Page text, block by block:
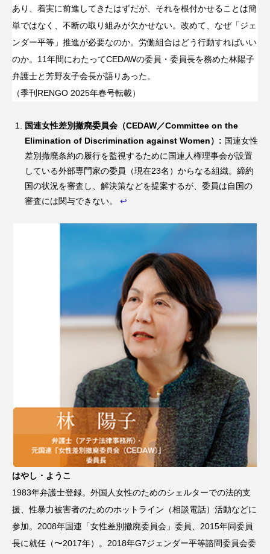
あり、着実に前進してきたはずだが、それを根付かせることは簡
単ではなく、不断の取り組みが欠かせない。改めて、なぜ「ジェ
ンダー平等」推進が必要なのか。労働組合はどう行動すればいい
のか。11年間にわたってCEDAWの委員・委員長を務めた林陽子
弁護士と芳野友子会長が語りあった。
（季刊RENGO 2025年春号転載）
国連女性差別撤廃委員会（CEDAW／Committee on the
Elimination of Discrimination against Women）: 国連女性
差別撤廃条約の履行を監視するために国連人権理事会が設置
している外部専門家の委員（現在23名）からなる組織。締約
国の状況を審査し、解決策などを提案するが、委員は自国の
審査には関与できない。 ↩︎
はやし・ようこ
1983年弁護士登録。外国人女性のためのシェルターでの法的支
援、性暴力被害者のためのホットライン（相談電話）活動などに
参加。2008年国連「女性差別撤廃委員会」委員、2015年同委員
長に就任（〜2017年）。2018年G7ジェンダー平等諮問委員会委